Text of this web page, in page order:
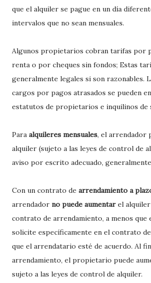
que el alquiler se pague en un día
intervalos que no sean mensuales.
Algunos propietarios cobran tarifas por
renta o por cheques sin fondos; Estas
generalmente legales si son razonables.
cargos por pagos atrasados ​​se pueden
estatutos de propietarios e inquilinos de
Para alquileres mensuales, el arrendador
alquiler (sujeto a las leyes de control de
aviso por escrito adecuado,
Con un contrato de arrendamiento a
arrendador no puede aumentar el
contrato de arrendamiento, a menos que
solicite específicamente en el contrato
que el arrendatario esté de acuerdo. Al
arrendamiento, el propietario puede
sujeto a las leyes de control de alquiler.